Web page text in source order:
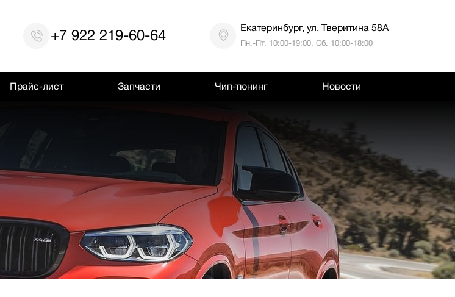
+7 922 219-60-64 Екатеринбург, ул. Тверитина 58А
Пн.-Пт. 10:00-19:00, Сб. 10:00-18:00
Прайс-лист Запчасти Чип-тюнинг Новости